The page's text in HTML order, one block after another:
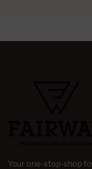
Your one-stop-shop